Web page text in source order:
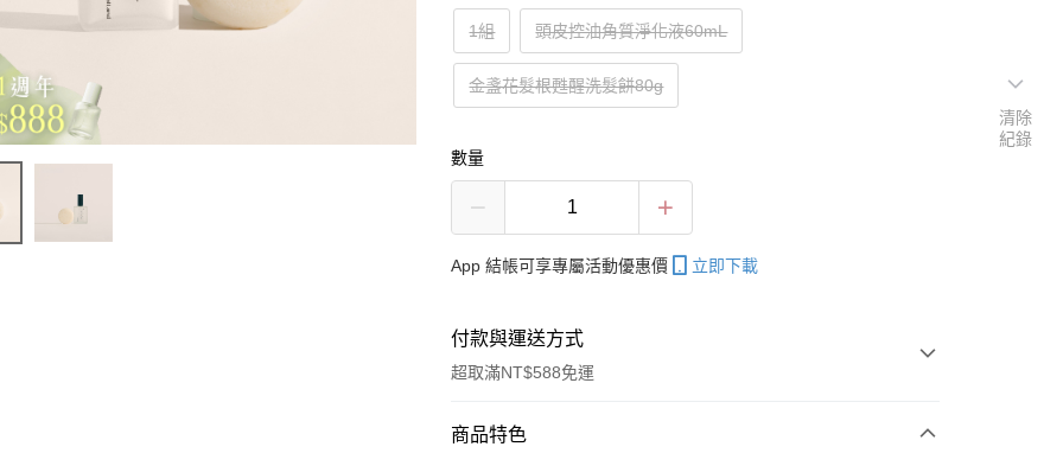
1組 頭皮控油角質淨化液60mL
金盞花髮根甦醒洗髮餅80g
數量
App 結帳可享專屬活動優惠價 立即下載
付款與運送方式
超取滿NT$588免運
付款方式
商品特色
清除
紀錄